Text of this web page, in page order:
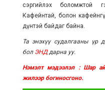
сэргийлэх боломжтой
Кафейнтай, болонкафейн
дүнтэй байдаг байна.
Та энэхүү судалгааны үр
бол ЭНДдарна уу.
Нэмэлт мэдээлэл : Шар
жилээр богиносгоно.